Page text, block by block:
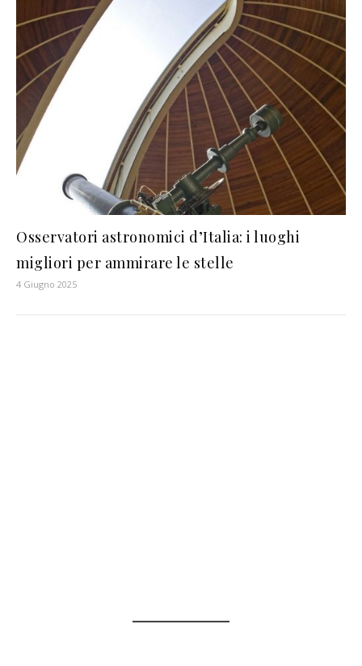
Osservatori astronomici d’Italia: i luoghi
migliori per ammirare le stelle
4 Giugno 2025